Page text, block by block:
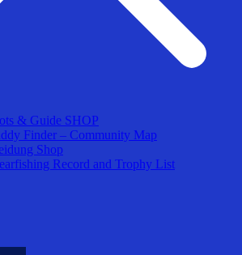
& Guide SHOP
Finder – Community Map
Shop
Record and Trophy List